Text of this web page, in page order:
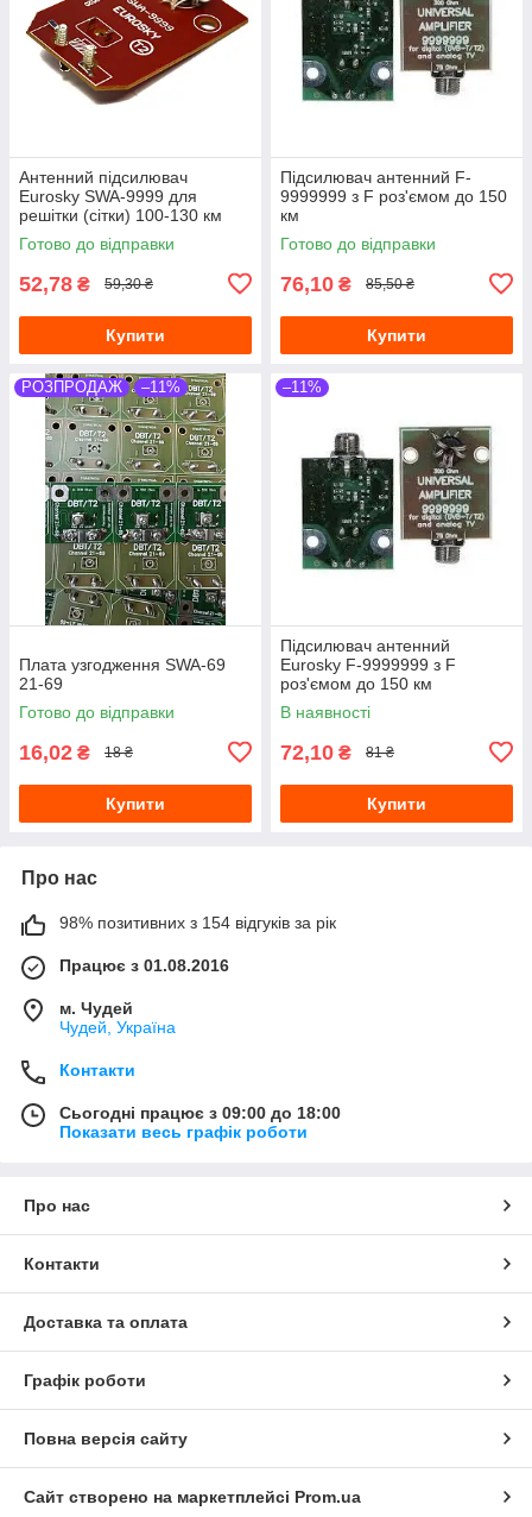
Антенний підсилювач
Eurosky SWA-9999 для
решітки (сітки) 100-130 км
Готово до відправки
52,78 ₴ 59,30 ₴
Купити
Підсилювач антенний F-
9999999 з F роз'ємом до 150
км
Готово до відправки
76,10 ₴ 85,50 ₴
Купити
РОЗПРОДАЖ –11%
Плата узгодження SWA-69
21-69
Готово до відправки
16,02 ₴ 18 ₴
Купити
–11%
Підсилювач антенний
Eurosky F-9999999 з F
роз'ємом до 150 км
В наявності
72,10 ₴ 81 ₴
Купити
Про нас
98% позитивних з 154 відгуків за рік
Працює з 01.08.2016
м. Чудей
Чудей, Україна
Контакти
Сьогодні працює з 09:00 до 18:00
Показати весь графік роботи
Про нас
Контакти
Доставка та оплата
Графік роботи
Повна версія сайту
Сайт створено на маркетплейсі Prom.ua